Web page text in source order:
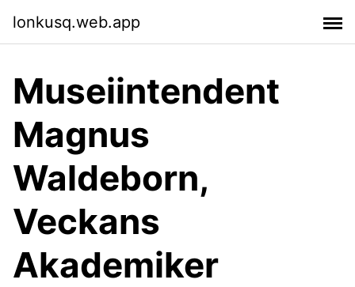
lonkusq.web.app
Museiintendent
Magnus
Waldeborn,
Veckans
Akademiker